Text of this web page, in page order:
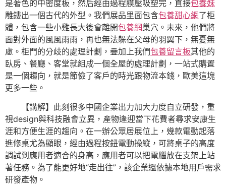
是著色的中密度板，然后經由過程膜壓吸塑完，直接包養妹
雕鏤出一個古代的外型。我們展品里面包含包養甜心網了柜
體，包含一些小雞長大後會離開包養網巢穴。未來，他們將
面對外面的風風雨雨，再也無法躲在父母的羽翼下，無憂無
慮。柜門的分歧的處理計劃，疊加上我們包養留言板其他的
臥房、餐廳、客堂就組成一個全屋的處理計劃，一站式購置
是一個趨向，就是節儉了客戶的時光跟物流本錢，歐美這塊
更多一些。
【講解】此刻很多中國企業出力加大力度自立研發，重
視design與科技融會立異，產物逢迎當下花費者尋求安康生
涯和方便生涯的趨向。在一辦公眾居展位上，幾款電動起落
進修桌尤為顯眼，經由過程按鈕電動操縱，可將桌子的高度
調試到應用者適合的身高，應用者可以把電腦放在支架上站
著任務。為了能更好地“走出往”，該企業還依據本地用戶需求
研發產物。